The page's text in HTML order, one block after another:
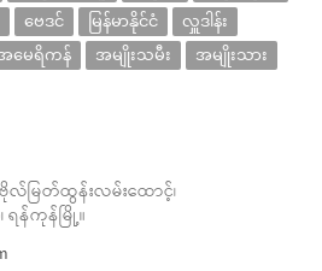
ဗေဒင် မြန်မာနိုင်ငံ
လှူဒါန်း
မေရိကန် အမျိုးသမီး အမျိုးသား
လ်မြတ်ထွန်းလမ်းထောင့်၊
န်ကုန်မြို့။